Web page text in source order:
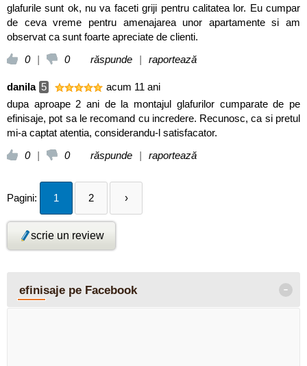
glafurile sunt ok, nu va faceti griji pentru calitatea lor. Eu cumpar
de ceva vreme pentru amenajarea unor apartamente si am
observat ca sunt foarte apreciate de clienti.
0
| 0 răspunde | raportează
danila 5
acum 11 ani
dupa aproape 2 ani de la montajul glafurilor cumparate de pe
efinisaje, pot sa le recomand cu incredere. Recunosc, ca si pretul
mi-a captat atentia, considerandu-l satisfacator.
0
| 0 răspunde | raportează
Pagini: 1 2 ›
scrie un review
efinisaje pe Facebook -